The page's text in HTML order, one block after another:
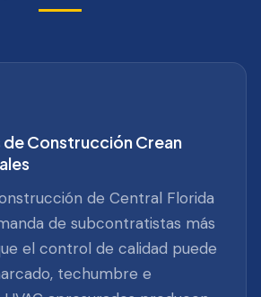
de Construcción Crean
de Central Florida
de subcontratistas más
el control de calidad puede
techumbre e